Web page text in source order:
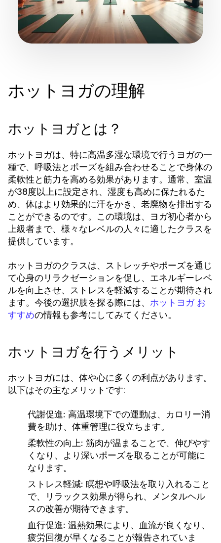
ホットヨガの理解
ホットヨガとは？
ホットヨガは、特に高温多湿な環境で行うヨガの一
種で、呼吸法とポーズを組み合わせることで身体の
柔軟性と筋力を高める効果があります。通常、室温
が38度以上に設定され、湿度も高めに保たれるた
め、体はより効果的に汗をかき、老廃物を排出する
ことができるのです。この環境は、ヨガ初心者から
上級者まで、様々なレベルの人々に適したクラスを
提供しています。
ホットヨガのクラスは、ストレッチやポーズを通じ
て心身のリラクゼーションを促し、エネルギーレベ
ルを向上させ、ストレスを軽減することが期待され
ます。今後の選択肢を探る際には、
ホットヨガ お
すすめの情報も参考にしてみてください。
ホットヨガを行うメリット
ホットヨガには、体や心に多くの利点があります。
以下はその主なメリットです:
代謝促進: 高温環境下での運動は、カロリー消
費を助け、体重管理に役立ちます。
柔軟性の向上: 筋肉が温まることで、伸びやす
くなり、より深いポーズを取ることが可能に
なります。
ストレス軽減: 瞑想や呼吸法を取り入れること
で、リラックス効果が得られ、メンタルヘル
スの改善が期待できます。
血行促進: 温熱効果により、血流が良くなり、
疲労回復が早くなることが報告されていま